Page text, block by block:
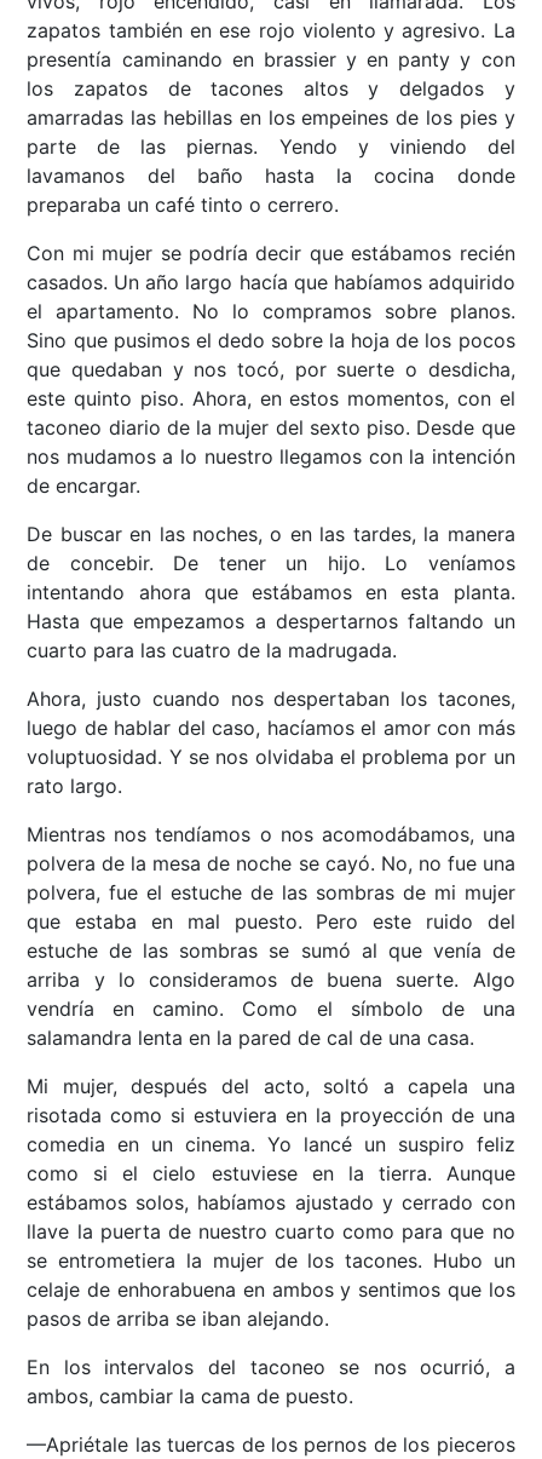
zapatos también en ese rojo violento y agresivo. La
presentía caminando en brassier y en panty y con
los zapatos de tacones altos y delgados y
amarradas las hebillas en los empeines de los pies y
parte de las piernas. Yendo y viniendo del
lavamanos del baño hasta la cocina donde
preparaba un café tinto o cerrero.
Con mi mujer se podría decir que estábamos recién
casados. Un año largo hacía que habíamos adquirido
el apartamento. No lo compramos sobre planos.
Sino que pusimos el dedo sobre la hoja de los pocos
que quedaban y nos tocó, por suerte o desdicha,
este quinto piso. Ahora, en estos momentos, con el
taconeo diario de la mujer del sexto piso. Desde que
nos mudamos a lo nuestro llegamos con la intención
de encargar.
De buscar en las noches, o en las tardes, la manera
de concebir. De tener un hijo. Lo veníamos
intentando ahora que estábamos en esta planta.
Hasta que empezamos a despertarnos faltando un
cuarto para las cuatro de la madrugada.
Ahora, justo cuando nos despertaban los tacones,
luego de hablar del caso, hacíamos el amor con más
voluptuosidad. Y se nos olvidaba el problema por un
rato largo.
Mientras nos tendíamos o nos acomodábamos, una
polvera de la mesa de noche se cayó. No, no fue una
polvera, fue el estuche de las sombras de mi mujer
que estaba en mal puesto. Pero este ruido del
estuche de las sombras se sumó al que venía de
arriba y lo consideramos de buena suerte. Algo
vendría en camino. Como el símbolo de una
salamandra lenta en la pared de cal de una casa.
Mi mujer, después del acto, soltó a capela una
risotada como si estuviera en la proyección de una
comedia en un cinema. Yo lancé un suspiro feliz
como si el cielo estuviese en la tierra. Aunque
estábamos solos, habíamos ajustado y cerrado con
llave la puerta de nuestro cuarto como para que no
se entrometiera la mujer de los tacones. Hubo un
celaje de enhorabuena en ambos y sentimos que los
pasos de arriba se iban alejando.
En los intervalos del taconeo se nos ocurrió, a
ambos, cambiar la cama de puesto.
—Apriétale las tuercas de los pernos de los pieceros